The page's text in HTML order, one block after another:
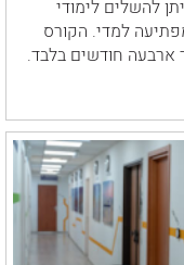
להשלים לימודי
למדי. הקורס
חודשים בלבד.